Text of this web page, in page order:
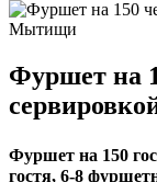
Фуршет на
Фуршет на 150
гостя, 6-8